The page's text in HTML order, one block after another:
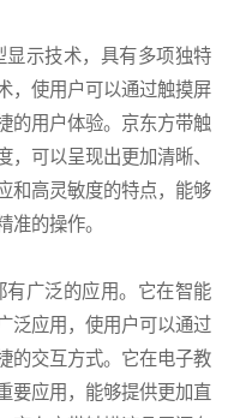
示技术，具有多项独特
，使用户可以通过触摸屏
的用户体验。京东方带触
可以呈现出更加清晰、
和高灵敏度的特点，能够
准的操作。
广泛的应用。它在智能
泛应用，使用户可以通过
的交互方式。它在电子教
要应用，能够提供更加直